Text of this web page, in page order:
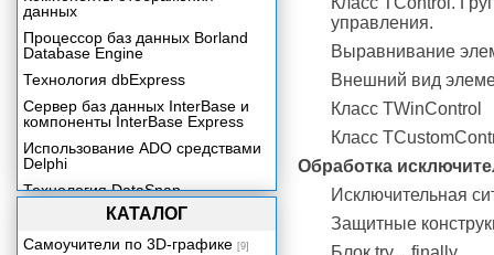
управления.
Выравнивание
Внешний вид
Класс TWinControl
Класс
Обработка
Исключительная
Защитные
данных
Процессор баз данных Borland
Database Engine
Технология dbExpress
Сервер баз данных InterBase и
компоненты InterBase Express
Использование ADO средствами
Delphi
Технология DataSnap.
Механизмы удаленного доступа.
КАТАЛОГ
Самоучители по 3D-графике [9]